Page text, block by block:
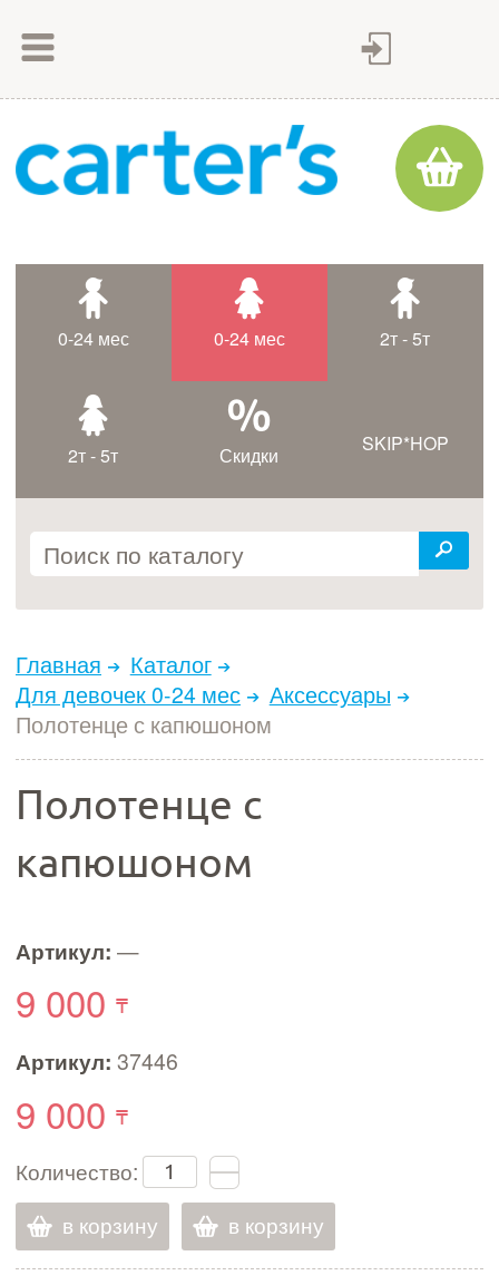
Как оплатить
Доставка товара
Контакты
0-24 мес 0-24 мес 2т - 5т
2т - 5т Скидки SKIP*HOP
Главная
Каталог
Для девочек 0-24 мес
Аксессуары
Полотенце с капюшоном
Полотенце с
капюшоном
Артикул: —
9 000
Артикул: 37446
9 000
Количество:
в корзину
в корзину